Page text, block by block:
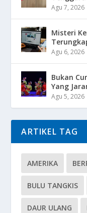
Agu 7, 2026
Misteri
Agu 6, 2026
Bukan
Yang
Agu 5, 2026
ARTIKEL TAG
AMERIKA
BULU TANGKIS
DAUR ULANG